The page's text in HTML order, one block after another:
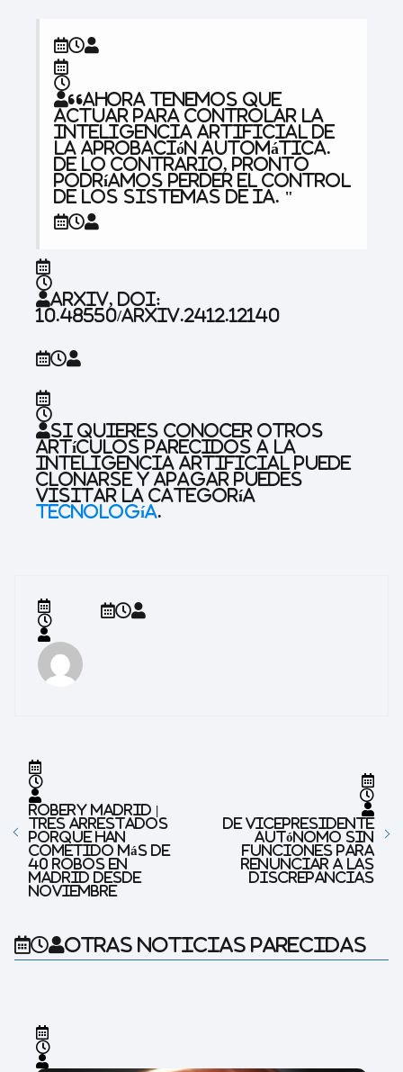
“Ahora tenemos que
actuar para controlar la
inteligencia artificial de
la aprobación automática.
De lo contrario, pronto
podríamos perder el control
de los sistemas de IA. "
Arxiv, doi:
10.48550/arxiv.2412.12140
Si quieres conocer otros
artículos parecidos a
La
inteligencia artificial puede
clonarse y apagar puedes
visitar la categoría
Tecnología.
Robery Madrid |
Tres arrestados
porque han
cometido más de
40 robos en
Madrid desde
noviembre
de vicepresidente
autónomo sin
funciones para
renunciar a las
discrepancias
Otras noticias parecidas